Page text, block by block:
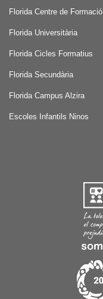
Florida Centre de Formació
Florida Universitària
Florida Cicles Formatius
Florida Secundària
Florida Campus Alzira
Escoles Infantils Ninos